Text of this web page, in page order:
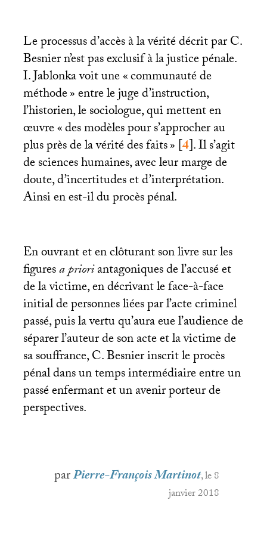
Le processus d’accès à la vérité décrit par C.
Besnier n’est pas exclusif à la justice pénale.
I. Jablonka voit une «communauté de
méthode» entre le juge d’instruction,
l’historien, le sociologue, qui mettent en
œuvre «des modèles pour s’approcher au
plus près de la vérité des faits»[4]. Il s’agit
de sciences humaines, avec leur marge de
doute, d’incertitudes et d’interprétation.
Ainsi en est-il du procès pénal.
En ouvrant et en clôturant son livre sur les
figuresa prioriantagoniques de l’accusé et
de la victime, en décrivant le face-à-face
initial de personnes liées par l’acte criminel
passé, puis la vertu qu’aura eue l’audience de
séparer l’auteur de son acte et la victime de
sa souffrance, C. Besnier inscrit le procès
pénal dans un temps intermédiaire entre un
passé enfermant et un avenir porteur de
perspectives.
parPierre-François Martinot, le 8
janvier 2018